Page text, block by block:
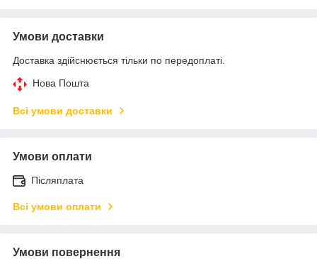
Умови доставки
Доставка здійснюється тільки по передоплаті.
Нова Пошта
Всі умови доставки
Умови оплати
Післяплата
Всі умови оплати
Умови повернення